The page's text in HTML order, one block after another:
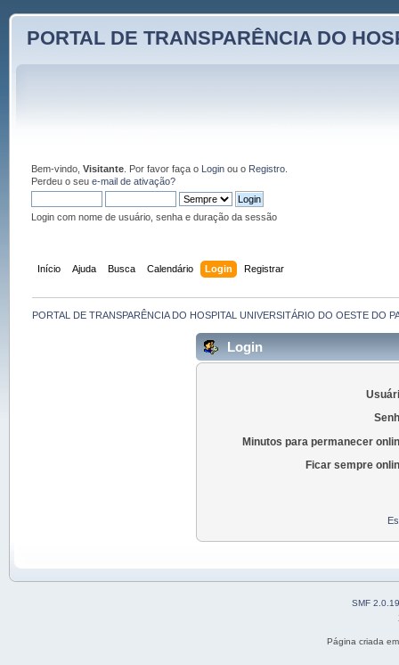
PORTAL DE TRANSPARÊNCIA DO
Bem-vindo, Visitante. Por favor faça o Loginou o Registro.
Perdeu o seu e-mail de ativação?
Login com nome de usuário, senha e duração da sessão
Início Ajuda Busca Calendário Login Registrar
PORTAL DE TRANSPARÊNCIA DO HOSPITAL UNIVERSITÁRIO DO OESTE DO
Login
Minutos para permanecer
Ficar sempre
SMF 2.0.19
Página criada